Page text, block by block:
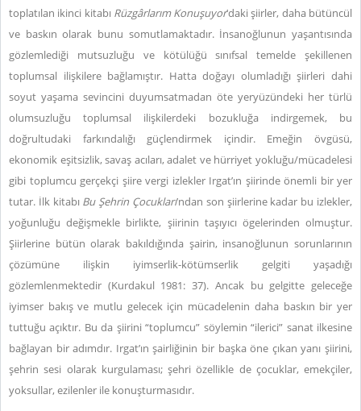
toplatılan ikinci kitabı Rüzgârlarım Konuşuyor’daki şiirler, daha bütüncül
ve baskın olarak bunu somutlamaktadır. İnsanoğlunun yaşantısında
gözlemlediği mutsuzluğu ve kötülüğü sınıfsal temelde şekillenen
toplumsal ilişkilere bağlamıştır. Hatta doğayı olumladığı şiirleri dahi
soyut yaşama sevincini duyumsatmadan öte yeryüzündeki her türlü
olumsuzluğu toplumsal ilişkilerdeki bozukluğa indirgemek, bu
doğrultudaki farkındalığı güçlendirmek içindir. Emeğin övgüsü,
ekonomik eşitsizlik, savaş acıları, adalet ve hürriyet yokluğu/mücadelesi
gibi toplumcu gerçekçi şiire vergi izlekler Irgat’ın şiirinde önemli bir yer
tutar. İlk kitabı Bu Şehrin Çocukları’ndan son şiirlerine kadar bu izlekler,
yoğunluğu değişmekle birlikte, şiirinin taşıyıcı ögelerinden olmuştur.
Şiirlerine bütün olarak bakıldığında şairin, insanoğlunun sorunlarının
çözümüne ilişkin iyimserlik-kötümserlik gelgiti yaşadığı
gözlemlenmektedir (Kurdakul 1981: 37). Ancak bu gelgitte geleceğe
iyimser bakış ve mutlu gelecek için mücadelenin daha baskın bir yer
tuttuğu açıktır. Bu da şiirini “toplumcu” söylemin “ilerici” sanat ilkesine
bağlayan bir adımdır. Irgat’ın şairliğinin bir başka öne çıkan yanı şiirini,
şehrin sesi olarak kurgulaması; şehri özellikle de çocuklar, emekçiler,
yoksullar, ezilenler ile konuşturmasıdır.